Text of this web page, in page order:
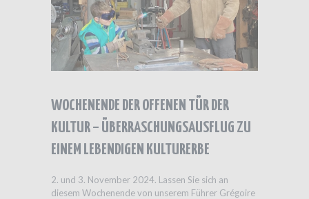
WOCHENENDE DER OFFENEN TÜR DER
KULTUR – ÜBERRASCHUNGSAUSFLUG ZU
EINEM LEBENDIGEN KULTURERBE
2. und 3. November 2024. Lassen Sie sich an
diesem Wochenende von unserem Führer Grégoire